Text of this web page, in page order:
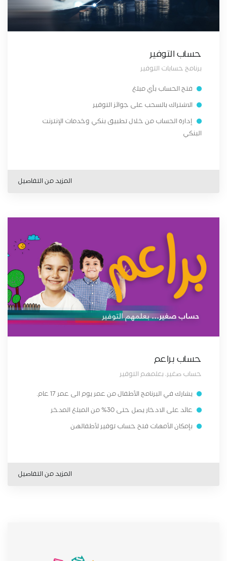
حساب التوفير
برنامج حسابات التوفير
فتح الحساب بأي مبلغ
الاشتراك بالسحب على جوائز التوفير
إدارة الحساب من خلال تطبيق بنكي وخدمات الإنترنت
البنكي
المزيد من التفاصيل
حساب براعم
حساب صغير، بعلمهم التوفير
يشارك في البرنامج الأطفال من عمر يوم الى عمر 17 عام.
عائد على الادخار يصل حتى 30% من المبلغ المدخر
بإمكان الأمهات فتح حساب توفير لأطفالهن
المزيد من التفاصيل